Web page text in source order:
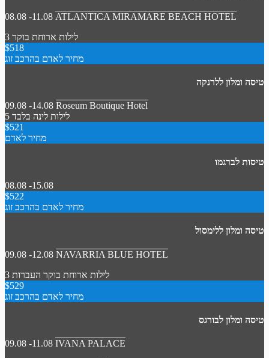
08.08 -11.08 ATLANTICA MIRAMARE BEACH HOTEL
3 לילות ארוחת בוקר
$518
מחיר לאדם בהרכב זוג
טיסה ומלון ללרנקה
09.08 -14.08 Roseum Boutique Hotel
5 לילות לינה בלבד
$521
מחיר לאדם
טיסות לברגמו
08.08 -15.08
$522
מחיר לאדם בהרכב זוג
טיסה ומלון ללימסול
09.08 -12.08 NAVARRIA BLUE HOTEL
3 לילות ארוחת בוקר העברות
$529
מחיר לאדם בהרכב זוג
טיסה ומלון לבורגס
09.08 -11.08 IVANA PALACE